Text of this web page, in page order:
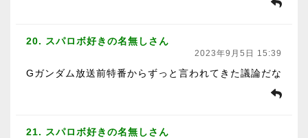
20. スパロボ好きの名無しさん
2023年9月5日 15:39
Gガンダム放送前特番からずっと言われてきた議論だな
21. スパロボ好きの名無しさん